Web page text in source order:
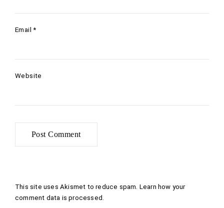
Email*
Website
This site uses Akismet to reduce spam. Learn how your
comment data is processed